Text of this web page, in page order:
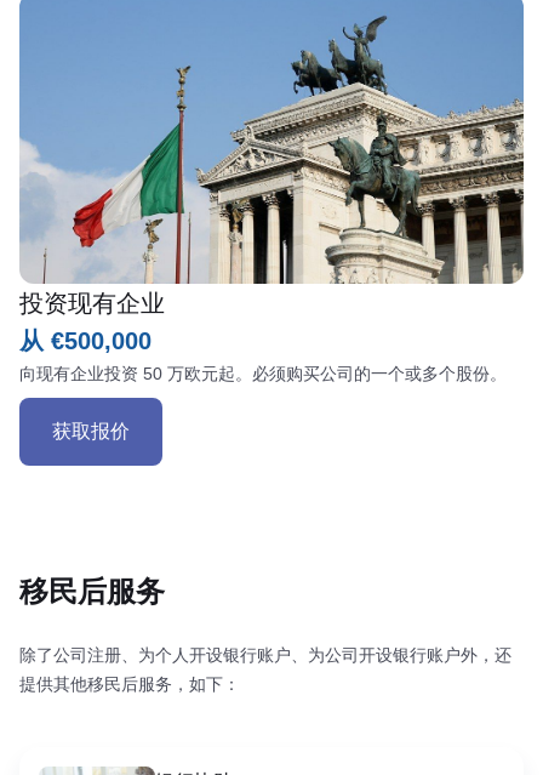
投资现有企业
从 €500,000
向现有企业投资 50 万欧元起。必须购买公司的一个或多个股份。
获取报价
移民后服务
除了公司注册、为个人开设银行账户、为公司开设银行账户外，还
提供其他移民后服务，如下：